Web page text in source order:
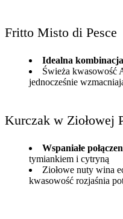
Fritto Misto di Pesce
Idealna
Świeża kwasowość
jednocześnie
Kurczak w Ziołowej
Wspaniałe
tymiankiem i cytryną
Ziołowe nuty wina
kwasowość rozjaśnia